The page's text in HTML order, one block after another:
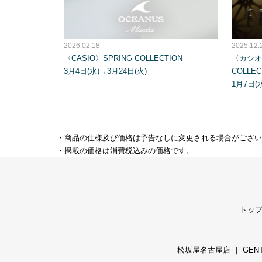
2026.02.18
〈CASIO〉SPRING COLLECTION
3月4日(水)→3月24日(火)
〈カシ
1月7日(
・商品の仕様及び価格は予告なしに変更される場合がござ
・掲載の価格は消費税込みの価格です。
トップ
松坂屋名古屋店 ｜